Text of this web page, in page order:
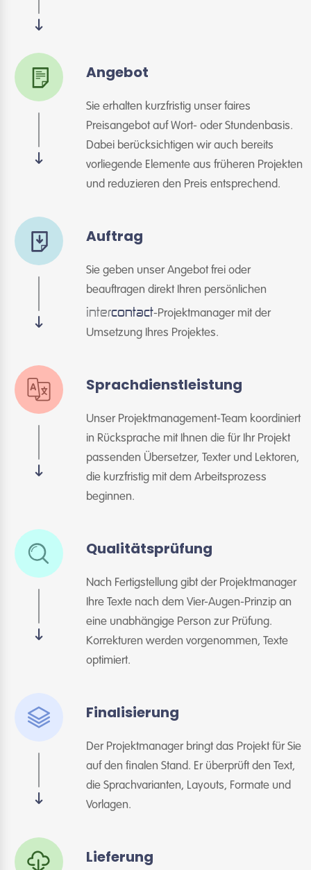
Angebot
Sie erhalten kurzfristig unser faires
Preisangebot auf Wort- oder Stundenbasis.
Dabei berücksichtigen wir auch bereits
vorliegende Elemente aus früheren Projekten
und reduzieren den Preis entsprechend.
Auftrag
Sie geben unser Angebot frei oder
beauftragen direkt Ihren persönlichen
intercontact-Projektmanager mit der
Umsetzung Ihres Projektes.
Sprachdienstleistung
Unser Projektmanagement-Team koordiniert
in Rücksprache mit Ihnen die für Ihr Projekt
passenden Übersetzer, Texter und Lektoren,
die kurzfristig mit dem Arbeitsprozess
beginnen.
Qualitätsprüfung
Nach Fertigstellung gibt der Projektmanager
Ihre Texte nach dem Vier-Augen-Prinzip an
eine unabhängige Person zur Prüfung.
Korrekturen werden vorgenommen, Texte
optimiert.
Finalisierung
Der Projektmanager bringt das Projekt für Sie
auf den finalen Stand. Er überprüft den Text,
die Sprachvarianten, Layouts, Formate und
Vorlagen.
Lieferung